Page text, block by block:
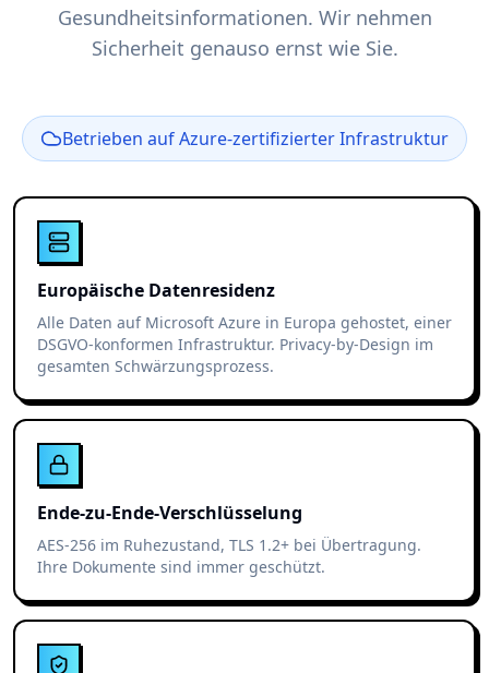
Gesundheitsinformationen. Wir nehmen
Sicherheit genauso ernst wie Sie.
Betrieben auf Azure-zertifizierter Infrastruktur
Europäische Datenresidenz
Alle Daten auf Microsoft Azure in Europa gehostet, einer
DSGVO-konformen Infrastruktur. Privacy-by-Design im
gesamten Schwärzungsprozess.
Ende-zu-Ende-Verschlüsselung
AES-256 im Ruhezustand, TLS 1.2+ bei Übertragung.
Ihre Dokumente sind immer geschützt.